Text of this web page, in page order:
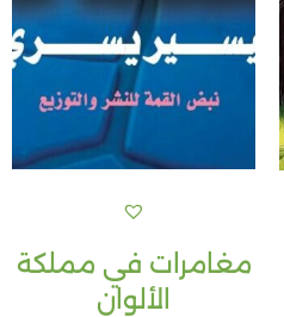
مغامرات في مملكة
الألوان